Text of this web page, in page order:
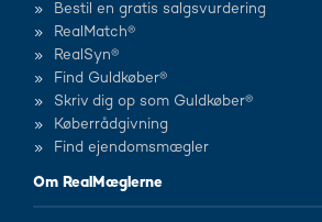
Bestil en gratis salgsvurdering
RealMatch®
RealSyn®
Find Guldkøber®
Skriv dig op som Guldkøber®
Køberrådgivning
Find ejendomsmægler
Om RealMæglerne